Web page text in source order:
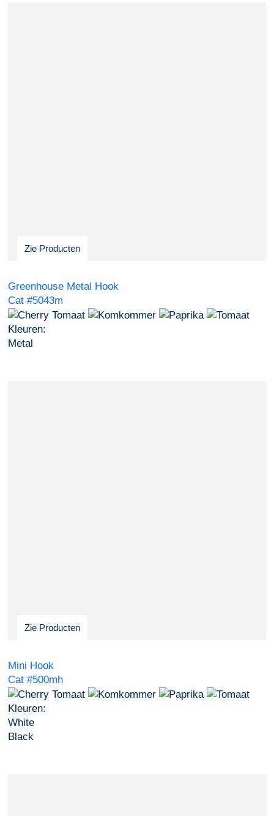
Zie Producten
Greenhouse Metal Hook
Cat #5043m
Kleuren:
Metal
Zie Producten
Mini Hook
Cat #500mh
Kleuren:
White
Black